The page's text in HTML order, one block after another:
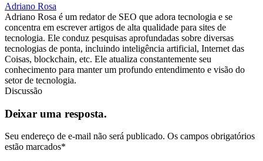
Adriano Rosa
Adriano Rosa é um redator de SEO que adora tecnologia e se
concentra em escrever artigos de alta qualidade para sites de
tecnologia. Ele conduz pesquisas aprofundadas sobre diversas
tecnologias de ponta, incluindo inteligência artificial, Internet das
Coisas, blockchain, etc. Ele atualiza constantemente seu
conhecimento para manter um profundo entendimento e visão do
setor de tecnologia.
Discussão
Deixar uma resposta.
Seu endereço de e-mail não será publicado. Os campos obrigatórios
estão marcados*